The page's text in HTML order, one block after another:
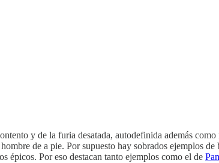
y de la furia desatada, autodefinida además
de a pie. Por supuesto hay sobrados ejemplos
épicos. Por eso destacan tanto ejemplos como el de